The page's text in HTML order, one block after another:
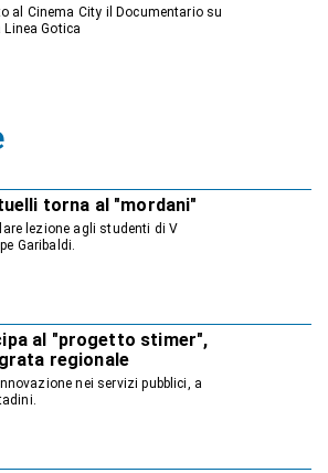
al Cinema City il Documentario su
Gotica
torna al "mordani"
lezione agli studenti di V
Garibaldi.
al "progetto stimer",
regionale
nei servizi pubblici, a